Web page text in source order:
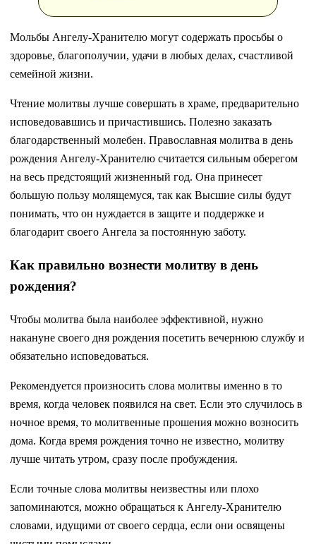
Мольбы Ангелу-Хранителю могут содержать просьбы о
здоровье, благополучии, удачи в любых делах, счастливой
семейной жизни.
Чтение молитвы лучше совершать в храме, предварительно
исповедовавшись и причастившись. Полезно заказать
благодарственный молебен. Православная молитва в день
рождения Ангелу-Хранителю считается сильным оберегом
на весь предстоящий жизненный год. Она принесет
большую пользу молящемуся, так как Высшие силы будут
понимать, что он нуждается в защите и поддержке и
благодарит своего Ангела за постоянную заботу.
Как правильно вознести молитву в день
рождения?
Чтобы молитва была наиболее эффективной, нужно
накануне своего дня рождения посетить вечернюю службу и
обязательно исповедоваться.
Рекомендуется произносить слова молитвы именно в то
время, когда человек появился на свет. Если это случилось в
ночное время, то молитвенные прошения можно возносить
дома. Когда время рождения точно не известно, молитву
лучше читать утром, сразу после пробуждения.
Если точные слова молитвы неизвестны или плохо
запоминаются, можно обращаться к Ангелу-Хранителю
словами, идущими от своего сердца, если они освящены